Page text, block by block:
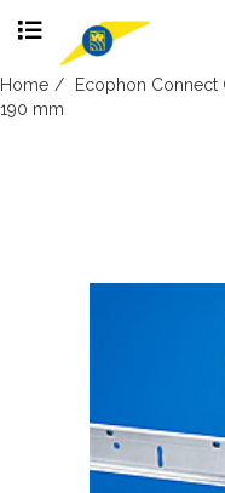
Skip
to
Home
Ecophon Connect
190 mm